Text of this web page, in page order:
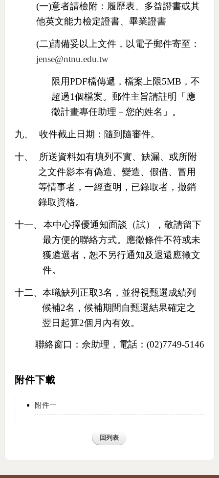
(一)意者請檢附：履歷表、多益證書或其
他英文能力檢定證書、畢業證書
(二)請備妥以上文件，以電子郵件寄至：
jense@ntnu.edu.tw
限用PDF檔傳遞，檔案上限5MB ，不
超過1個檔案。郵件主旨請註明「應
徵計畫專任助理－您的姓名」。
九、 收件截止日期：隨到隨審件。
十、
所送資料如有填列不實、缺漏、或所附
之文件影本有偽造、變造、假借、冒用
等情事者，一經查明，已錄取者，撤銷
錄取資格。
十一、 本中心擇優通知面談（試），敬請留下
最方便的聯絡方式。應徵條件不符或未
獲遴選者，恕不另行通知及退還應徵文
件。
十二、 本職缺列正取3名，並得視甄選成績列
候補2名，候補期間自甄選結果確定之
翌日起算2個月內有效。
聯絡窗口：佘助理，電話：(02)7749-5146
附件下載
附件一
回列表